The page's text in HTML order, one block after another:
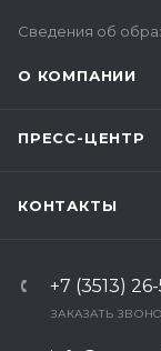
Сведения об
О КОМПАНИИ
ПРЕСС-ЦЕНТР
КОНТАКТЫ
+7 (3513)
ЗАКАЗАТЬ